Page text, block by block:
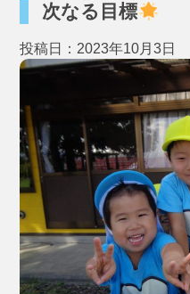
次なる目標
投稿日：2023年10月3日